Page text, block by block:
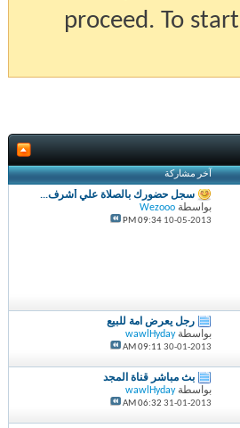
proceed. To
آخر مشاركة
سجل حضورك بالصلاة علي أشرف...
بواسطةWezooo
10-05-2013
09:34 PM
رجل يعرض امة للبيع
بواسطةwawlHyday
30-01-2013
09:11 AM
بث مباشر قناة المجد
بواسطةwawlHyday
31-01-2013
06:32 AM